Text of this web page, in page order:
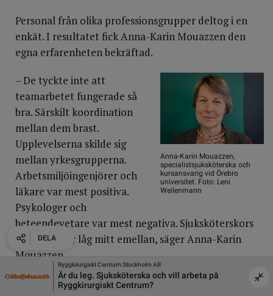
DELA
DELA
DELA
DELA
Personal från olika professionsgrupper deltog i en
enkät. I resultatet fick Anna-Karin Mouazzen den
egna erfarenheten bekräftad.
Anna-Karin Mouazzen,
specialistsjuksköterska och
kursansvarig vid Örebro
universitet. Foto: Leni
Weilenmann
– De tyckte inte att
teamarbetet fungerade så
bra. Särskilt koordination
mellan dem brast.
Upplevelserna skilde sig
mellan yrkesgrupperna.
Arbetsmiljöingenjörer och
läkare var mest positiva.
Psykologer och
beteendevetare var mest negativa. Sjuksköterskors
erfarenheter låg mitt emellan, säger Anna-Karin
Mouazzen.
Det är känt från tidigare forskning att läkare ofta är
DELA
på
Örebro Universitet
Universitetslektor i medicinsk vetenskap med
inriktning mot precisionsdiagnostik